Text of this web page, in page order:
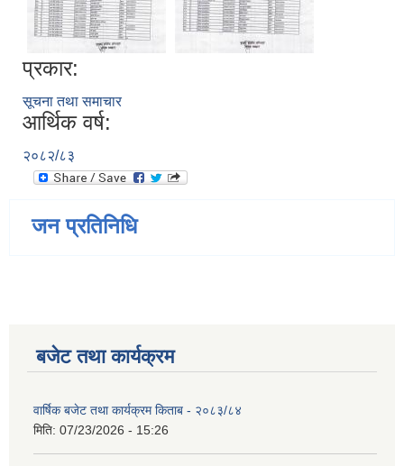
प्रकार:
सूचना तथा समाचार
आर्थिक वर्ष:
२०८२/८३
जन प्रतिनिधि
बजेट तथा कार्यक्रम
वार्षिक बजेट तथा कार्यक्रम किताब - २०८३/८४
मिति: 07/23/2026 - 15:26